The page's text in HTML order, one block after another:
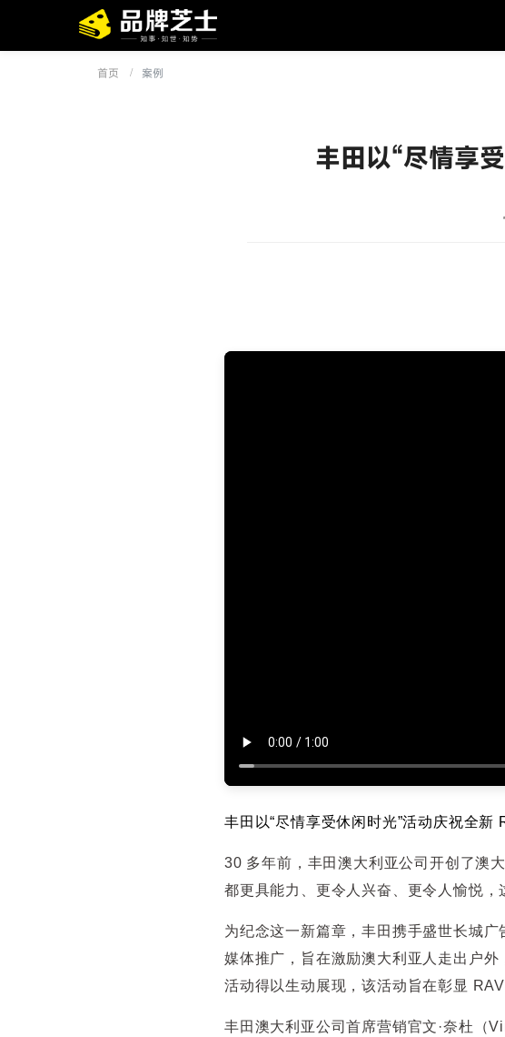
首页 案例
丰田以“尽情享
丰田以“尽情享受休闲时光”活动庆祝全新
30 多年前，丰田澳大利亚公司开创了澳
都更具能力、更令人兴奋、更令人愉悦，
为纪念这一新篇章，丰田携手盛世长城
媒体推广，旨在激励澳大利亚人走出户
活动得以生动展现，该活动旨在彰显
丰田澳大利亚公司首席营销官文·奈杜（